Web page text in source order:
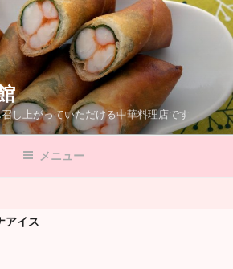
し上がっていただける中華料理店です
メニュー
アイス